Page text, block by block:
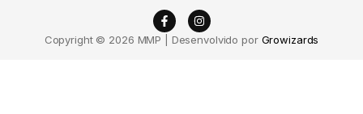
Copyright © 2026 MMP | Desenvolvido por Growizards